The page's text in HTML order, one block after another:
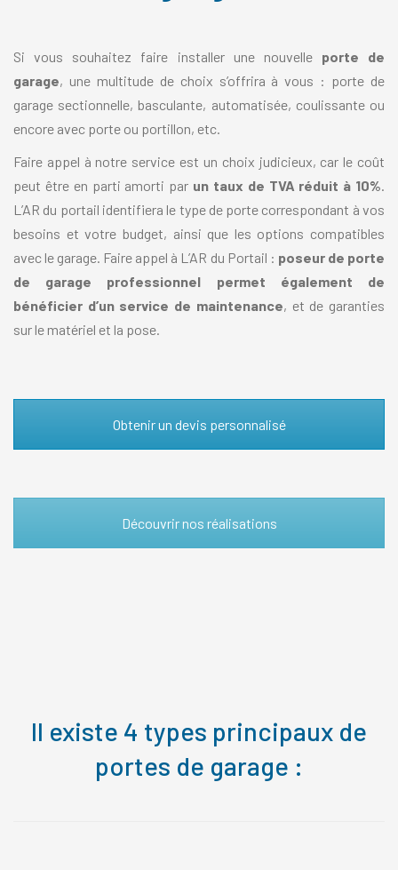
Si vous souhaitez faire installer une nouvelle porte de
garage, une multitude de choix s’offrira à vous : porte de
garage sectionnelle, basculante, automatisée, coulissante ou
encore avec porte ou portillon, etc.
Faire appel à notre service est un choix judicieux, car le coût
peut être en parti amorti par un taux de TVA réduit à 10%.
L’AR du portail identifiera le type de porte correspondant à vos
besoins et votre budget, ainsi que les options compatibles
avec le garage. Faire appel à L’AR du Portail : poseur de porte
de garage professionnel permet également de
bénéficier d’un service de maintenance, et de garanties
sur le matériel et la pose.
Obtenir un devis personnalisé
Découvrir nos réalisations
Il existe 4 types principaux de
portes de garage :